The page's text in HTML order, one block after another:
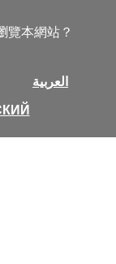
覽本網站？
العربية